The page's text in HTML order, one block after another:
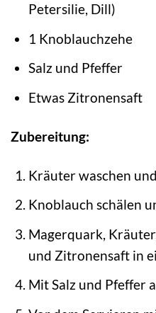
Petersilie, Dill)
1 Knoblauchzehe
Salz und Pfeffer
Etwas Zitronensaft
Zubereitung:
Kräuter waschen
Knoblauch schälen
Magerquark,
und Zitronensaft in
Mit Salz und Pfeffer